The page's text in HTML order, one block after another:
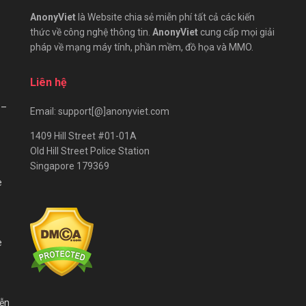
AnonyViet là Website chia sẻ miễn phí tất cả các kiến
thức về công nghệ thông tin. AnonyViet cung cấp mọi giải
pháp về mạng máy tính, phần mềm, đồ họa và MMO.
Liên hệ
Email: support[@]anonyviet.com
1409 Hill Street #01-01A
Old Hill Street Police Station
Singapore 179369